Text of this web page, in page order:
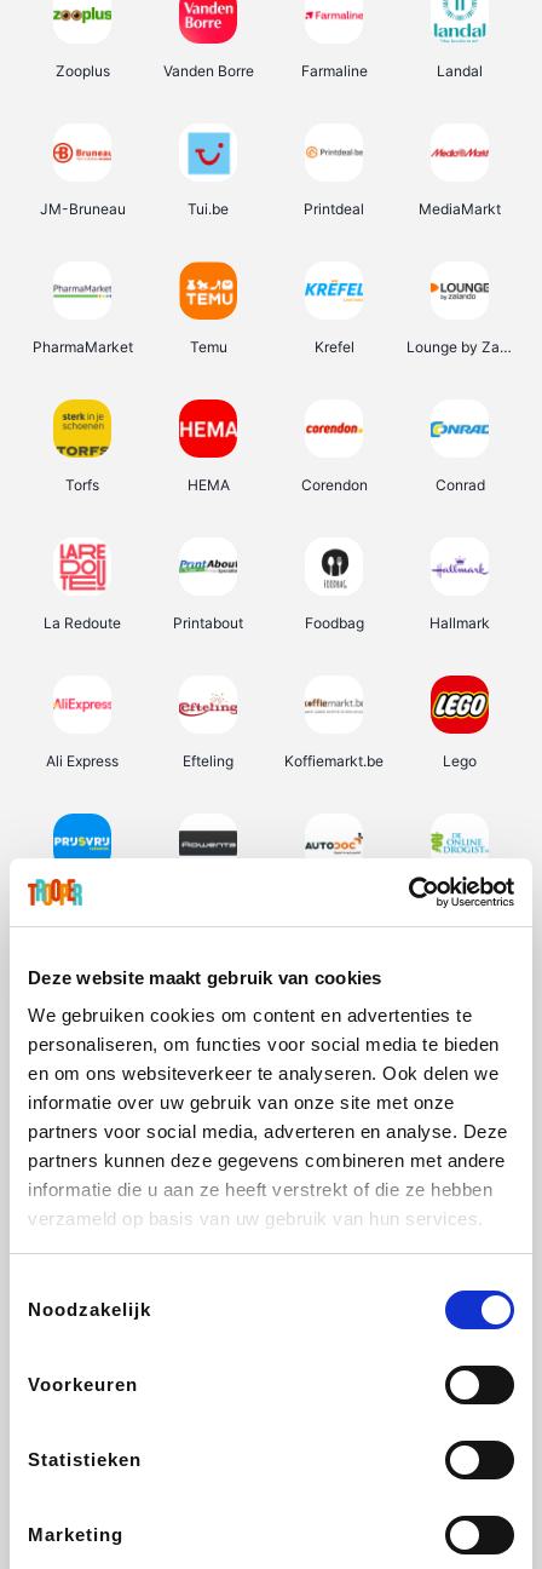
Deze website maakt gebruik van cookies
We gebruiken cookies om content en advertenties te
personaliseren, om functies voor social media te bieden
en om ons websiteverkeer te analyseren. Ook delen we
informatie over uw gebruik van onze site met onze
partners voor social media, adverteren en analyse. Deze
partners kunnen deze gegevens combineren met andere
informatie die u aan ze heeft verstrekt of die ze hebben
verzameld op basis van uw gebruik van hun services.
Noodzakelijk
Voorkeuren
Statistieken
Marketing
Zooplus Vanden Borre Farmaline Landal
JM-Bruneau Tui.be Printdeal MediaMarkt
PharmaMarket Temu Krefel Lounge by Zalando
Torfs HEMA Corendon Conrad
La Redoute Printabout Foodbag Hallmark
Ali Express Efteling Koffiemarkt.be Lego
Prijsvrij De Online Drogist
Vidaxl Plopsa Lampenlicht.be Adidas
All Accor
DectDirect ZEB
SupraBazar